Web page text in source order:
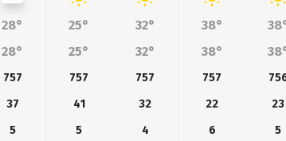
28° 25° 32° 38°
28° 25° 32° 38°
757 757 757 757
37 41 32 22 23
5 5 4 6 5